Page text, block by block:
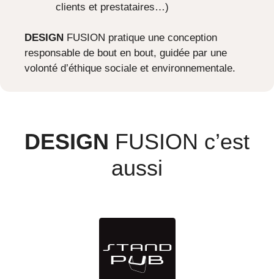
clients et prestataires…)
DESIGN FUSION pratique une conception
responsable de bout en bout, guidée par une
volonté d’éthique sociale et environnementale.
DESIGN FUSION c’est
aussi